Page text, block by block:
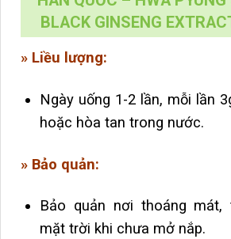
BLACK GINSENG
» Liều lượng:
Ngày uống 1-2 lần, mỗi lần
hoặc hòa tan trong nước.
» Bảo quản:
Bảo quản nơi thoáng mát,
mặt trời khi chưa mở nắp.